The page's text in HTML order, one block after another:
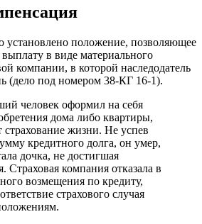
положение, позволяющее
в виде материального
компании, в которой наследодатель
(дело под номером 38-КГ 16-1).
человек оформил на себя
дома либо квартиры,
страхование жизни. Не успев
кредитного долга, он умер,
дочка, не достигшая
Страховая компания отказала в
возмещения по кредиту,
страхового случая